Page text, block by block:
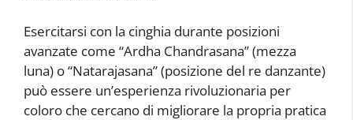
Esercitarsi con la cinghia durante posizioni
avanzate come “Ardha Chandrasana” (mezza
luna) o “Natarajasana” (posizione del re danzante)
può essere un’esperienza rivoluzionaria per
coloro che cercano di migliorare la propria pratica